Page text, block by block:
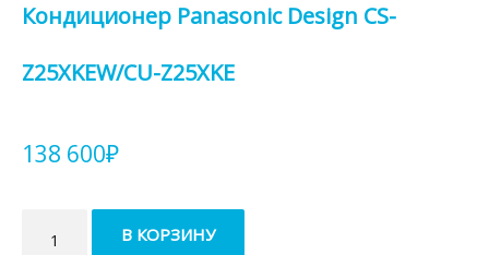
Кондиционер Panasonic Design CS-
Z25XKEW/CU-Z25XKE
138 600₽
товара
В КОРЗИНУ